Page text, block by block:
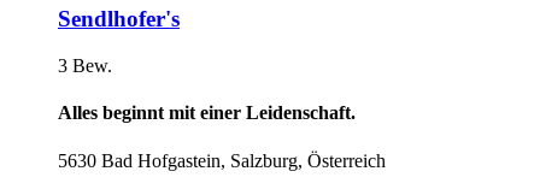
Sendlhofer's
3 Bew.
Alles beginnt mit einer Leidenschaft.
5630 Bad Hofgastein, Salzburg, Österreich